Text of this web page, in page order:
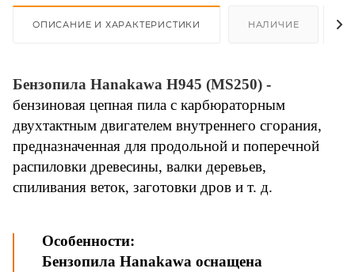
ОПИСАНИЕ И ХАРАКТЕРИСТИКИ НАЛИЧИЕ
Бензопила Hanakawa H945 (MS250) -
бензиновая цепная пила с карбюраторным
двухтактным двигателем внутреннего сгорания,
предназначенная для продольной и поперечной
распиловки древесины, валки деревьев,
спиливания веток, заготовки дров и т. д.
Особенности:
Бензопила Hanakawa оснащена